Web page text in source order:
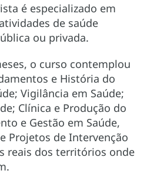
é especializado em
de saúde
ou privada.
o curso contemplou
e História do
Vigilância em Saúde;
Clínica e Produção do
e Gestão em Saúde,
Projetos de Intervenção
reais dos territórios onde